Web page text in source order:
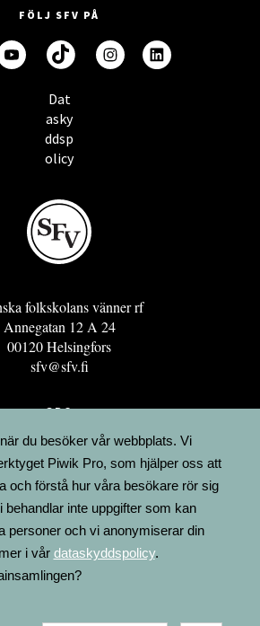
FÖLJ SFV PÅ
Dat
asky
ddsp
olicy
folkskolans vänner rf
Annegatan 12 A 24
00120 Helsingfors
sfv@sfv.fi
GRO
MINNESRUNOR.FI
FINLAND
LÄGENHETER
FAKTURERING
du besöker vår webbplats. Vi
Piwik Pro, som hjälper oss att
och förstå hur våra besökare rör sig
behandlar inte uppgifter som kan
personer och vi anonymiserar din
i vår dataskyddspolicy.